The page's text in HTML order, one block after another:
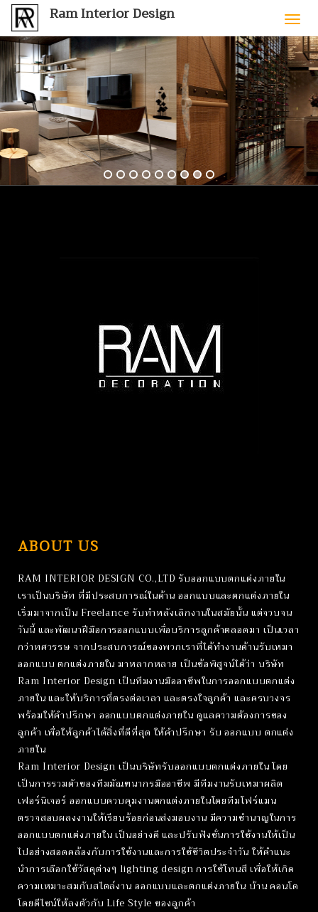
Ram Interior Design
ABOUT US
RAM INTERIOR DESIGN CO.,LTD รับออกแบบตกแต่งภายใน
เราเป็นบริษัท ที่มีประสบการณ์ในด้าน ออกแบบและตกแต่งภายใน
เริ่มมาจากเป็น Freelance รับทําหลังเลิกงานในสมัยนั้น แต่จวบจน
วันนี้ และพัฒนาฝีมือการออกแบบเพื่อบริการลูกค้าตลอดมา เป็นเวลา
กว่าทศวรรษ จากประสบการณ์ของพวกเราที่ได้ทํางานด้านรับเหมา
ออกแบบ ตกแต่งภายใน มาหลากหลาย เป็นข้อพิสูจน์ได้ว่า บริษัท
Ram Interior Design เป็นทีมงานมืออาชีพในการออกแบบตกแต่ง
ภายใน และให้บริการที่ตรงต่อเวลา และตรงใจลูกค้า และครบวงจร
พร้อมให้คําปรึกษา ออกแบบตกแต่งภายใน ดูแลความต้องการของ
ลูกค้า เพื่อให้ลูกค้าได้สิ่งที่ดีที่สุด ให้คำปรึกษา รับ ออกแบบ ตกแต่ง
ภายใน
Ram Interior Design เป็นบริษัทรับออกแบบตกแต่งภายใน โดย
เป็นการรวมตัวของทีมมัณฑนากรมืออาชีพ มีทีมงานรับเหมาผลิต
เฟอร์นิเจอร์ ออกแบบควบคุมงานตกแต่งภายในโดยทีมโฟร์แมน
ตรวจสอบผลงงานให้เรียบร้อยก่อนส่งมอบงาน มีความชํานาญในการ
ออกแบบตกแต่งภายใน เป็นอย่างดี และปรับฟังชั่นการใช้งานให้เป็น
ไปอย่างสอดคล้องกับการใช้งานและการใช้ชีวิตประจําวัน ให้คําแนะ
นําการเลือกใช้วัสดุต่างๆ lighting design การใช้โทนสี เพื่อให้เกิด
ความเหมาะสมกับสไตล์งาน ออกแบบและตกแต่งภายใน บ้าน คอนโด
โดยดีไซน์ให้ลงตัวกับ Life Style ของลูกค้า